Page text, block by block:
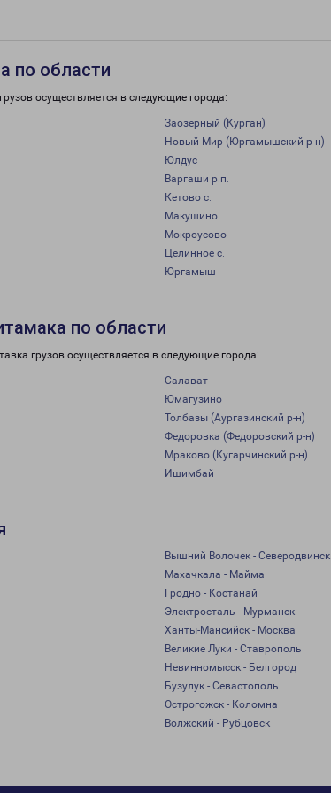
по области
осуществляется в следующие города:
Заозерный (Курган)
Новый Мир (Юргамышский р-н)
Юлдус
Варгаши р.п.
Кетово с.
Макушино
Мокроусово
Целинное с.
Юргамыш
по области
грузов осуществляется в следующие города:
Салават
Юмагузино
Толбазы (Аургазинский р-н)
Федоровка (Федоровский р-н)
Мраково (Кугарчинский р-н)
Ишимбай
Вышний Волочек - Северодвинск
Махачкала - Майма
Гродно - Костанай
Электросталь - Мурманск
Ханты-Мансийск - Москва
Великие Луки - Ставрополь
Невинномысск - Белгород
Бузулук - Севастополь
Острогожск - Коломна
Волжский - Рубцовск